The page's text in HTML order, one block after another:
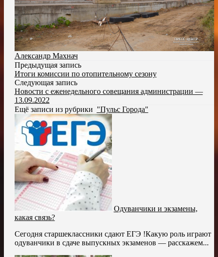
Александр Махнач
Предыдущая запись
Итоги комиссии по отопительному сезону
Следующая запись
Новости с еженедельного совещания администрации —
13.09.2022
Ещё записи из рубрики "Пульс Города"
Одуванчики и экзамены,
какая связь?
Сегодня старшеклассники сдают ЕГЭ !Какую роль играют
одуванчики в сдаче выпускных экзаменов — расскажем...